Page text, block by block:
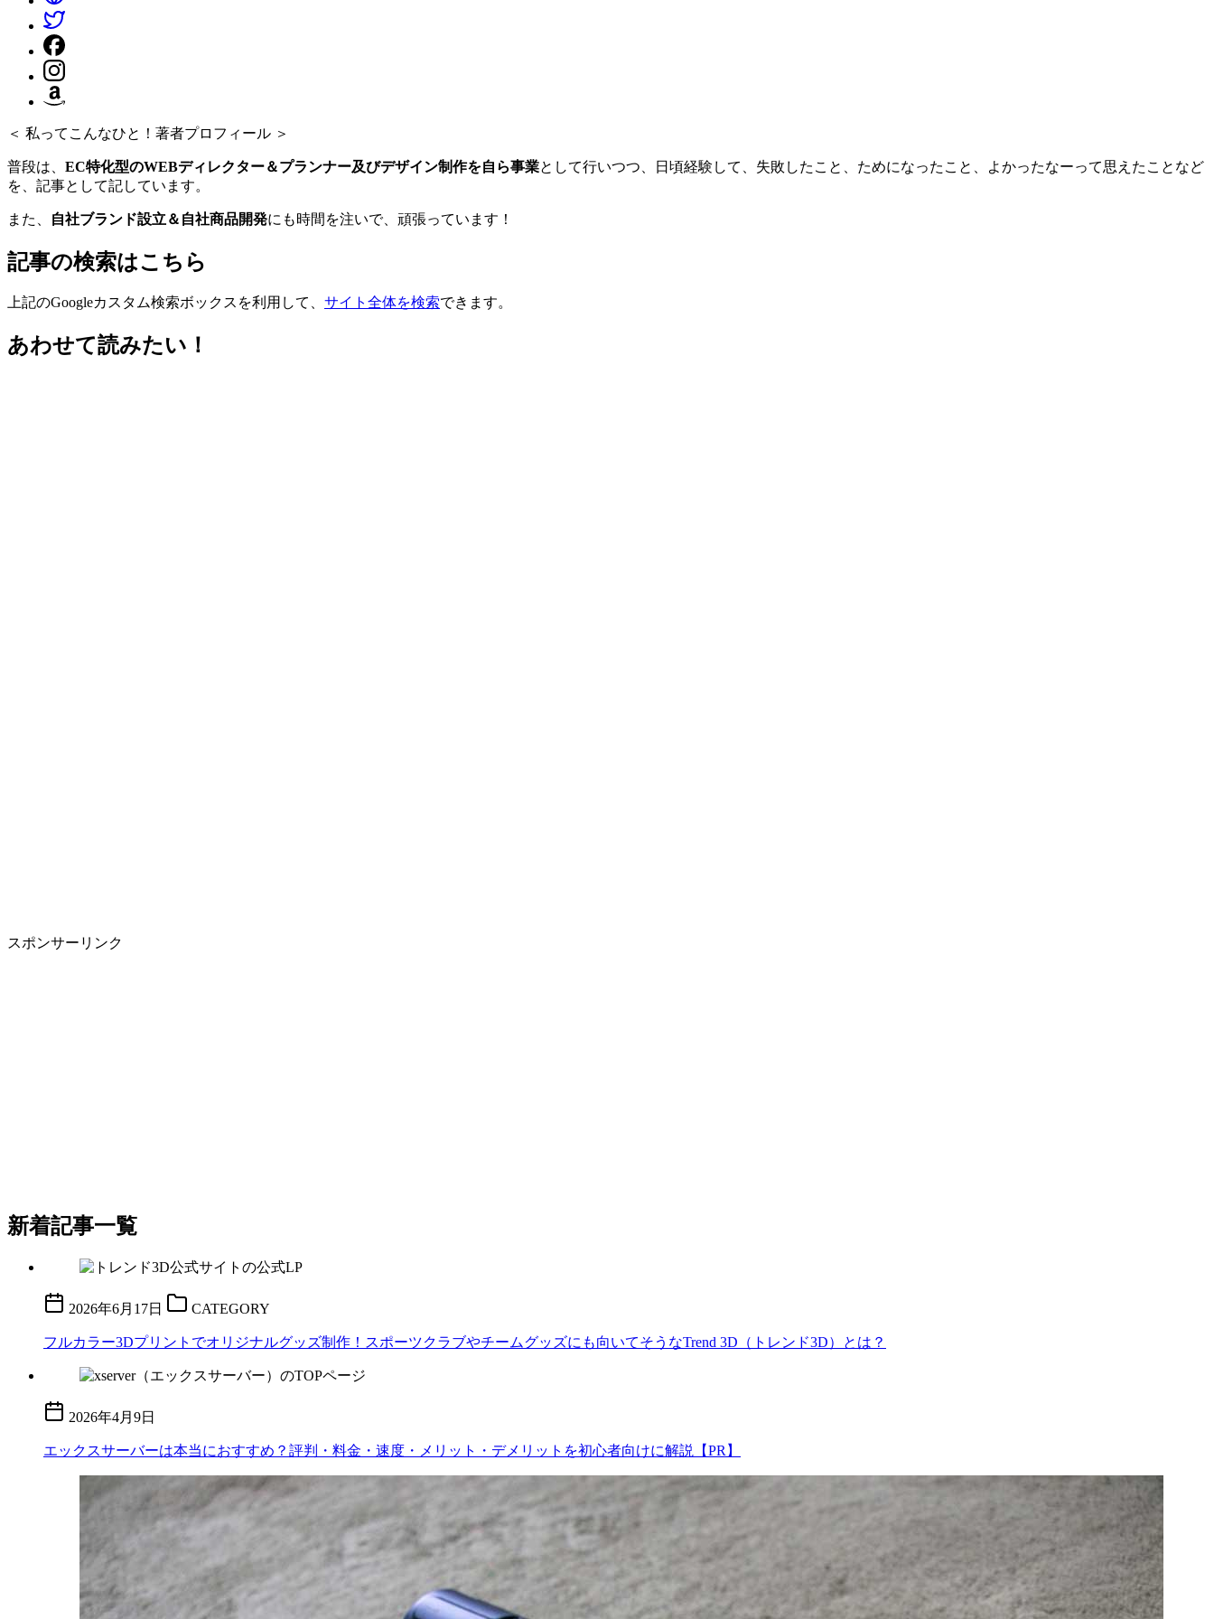
＜ 私ってこんなひと！著者プロフィール ＞
普段は、 EC特化型のWEBディレクター＆プランナー及びデザイン制作を自ら事業として行いつつ、日頃経験して、失敗したこと、ためになったこと、よかったなーって思えたことなど
を、記事として記しています。
また、 自社ブランド設立＆自社商品開発にも時間を注いで、頑張っています！
記事の検索はこちら
上記のGoogleカスタム検索ボックスを利用して、 サイト全体を検索できます。
あわせて読みたい！
スポンサーリンク
新着記事一覧
2026年6月17日 CATEGORY
フルカラー3Dプリントでオリジナルグッズ制作！スポーツクラブやチームグッズにも向いてそうなTrend 3D（トレンド3D）とは？
2026年4月9日
エックスサーバーは本当におすすめ？評判・料金・速度・メリット・デメリットを初心者向けに解説【PR】